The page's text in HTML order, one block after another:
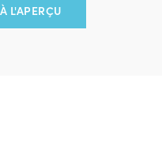
L'APERÇU